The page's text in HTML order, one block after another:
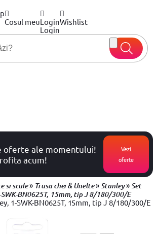
Cosul meuLogin
Login
Wishlist
oferte ale momentului!
acum!
Vezi
oferte
si scule» Trusa chei & Unelte»Stanley»Set
SWK-BN0625T, 15mm, tip J 8/180/300/E
1-SWK-BN0625T, 15mm, tip J 8/180/300/E